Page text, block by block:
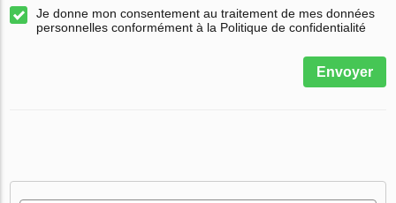
Je donne mon consentement au traitement de mes données
personnelles conformément à la Politique de confidentialité
Envoyer